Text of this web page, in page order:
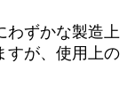
わずかな製造上
すが、使用上の